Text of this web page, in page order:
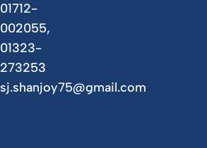
01712-
002055,
01323-
273253
sj.shanjoy75@gmail.com